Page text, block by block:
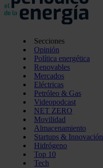
Secciones
Opinión
Política energética
Renovables
Mercados
Eléctricas
Petróleo & Gas
Videopodcast
NET ZERO
Movilidad
Almacenamiento
Startups & Innovación
Hidrógeno
Top 10
Tech